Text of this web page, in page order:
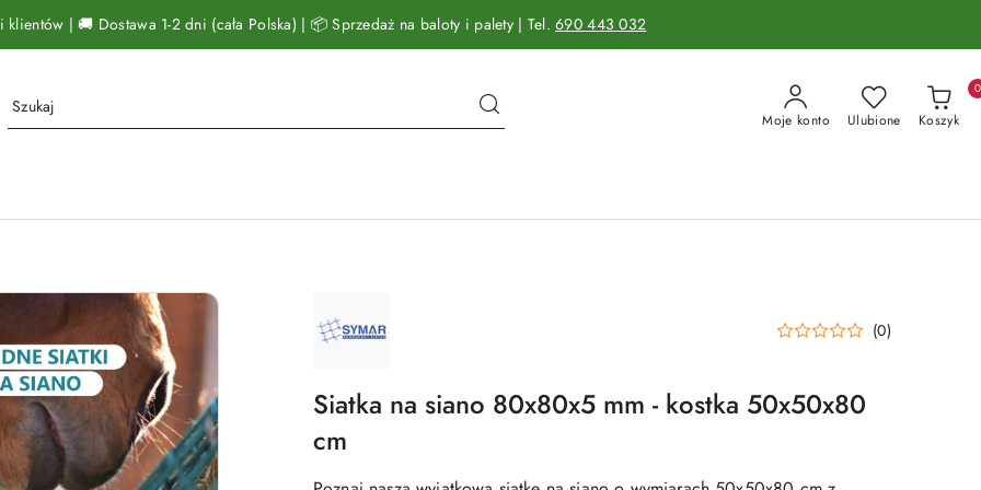
| 🚚 Dostawa 1-2 dni (cała Polska) | 📦 Sprzedaż na baloty i palety | Tel.690 443 032
Moje konto Ulubione Koszyk
0
PRODUCENTA:
SYMAR (0)
Siatka na siano 80x80x5 mm - kostka 50x50x80
cm